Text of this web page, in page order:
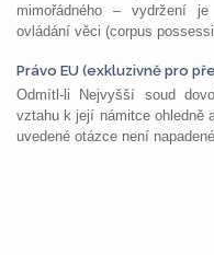
mimořádného – vydržení
ovládání věci (corpus
Právo EU (exkluzivně pro
Odmítl-li Nejvyšší soud
vztahu k její námitce ohledně
uvedené otázce není